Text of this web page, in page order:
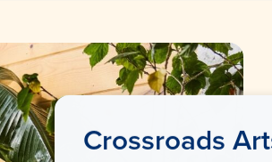
Crossroads